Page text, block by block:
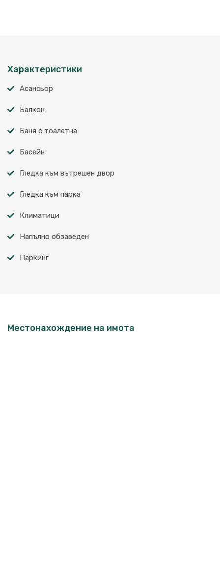
Характеристики
Асансьор
Балкон
Баня с тоалетна
Басейн
Гледка към вътрешен двор
Гледка към парка
Климатици
Напълно обзаведен
Паркинг
Местонахождение на имота